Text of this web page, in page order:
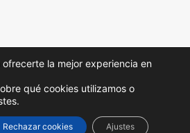
MD. All rights reserved
la mejor experiencia en
qué cookies utilizamos o
Rechazar cookies Ajustes